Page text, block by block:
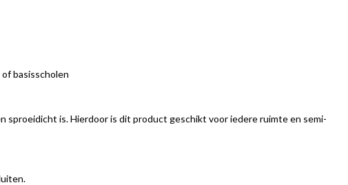
basisscholen
is. Hierdoor is dit product geschikt voor iedere ruimte en semi-